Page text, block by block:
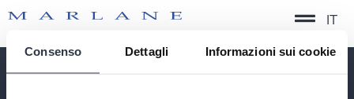
Consenso Dettagli Informazioni sui cookie
IT